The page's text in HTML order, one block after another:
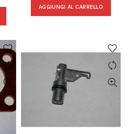
AGGIUNGI AL CARRELLO